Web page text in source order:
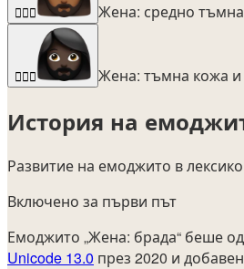
🧔🏾‍♀️ Жена: средно
🧔🏿‍♀️ Жена: тъмна кожа и
История на
Развитие на емоджито в
Включено за първи път
Емоджито „Жена: брада“ беше
Unicode 13.0 през 2020 и